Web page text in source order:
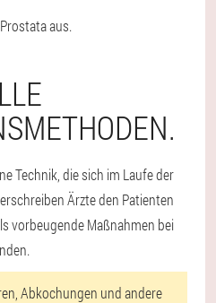
aus.
Technik, die sich im Laufe der
Ärzte den Patienten
vorbeugende Maßnahmen bei
Abkochungen und andere